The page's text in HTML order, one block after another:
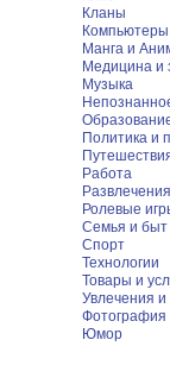
Кланы
Компьютеры
Манга и
Медицина и
Музыка
Политика и
Работа
Развлечения
Ролевые
Семья и быт
Спорт
Технологии
Товары и
Увлечения и
Фотография
Юмор